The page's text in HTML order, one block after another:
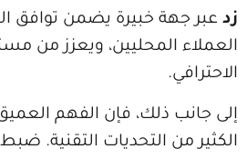
خبيرة يضمن توافق المتجر مع
ويعزز من مستوى الثقة
فإن الفهم العميق لمنصة
التحديات التقنية. ضبط